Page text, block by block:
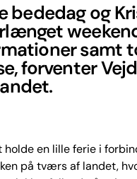
bededag og
samt
forventer
en lille ferie i
på tværs af landet,